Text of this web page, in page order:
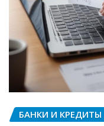
БАНКИ И КРЕДИТЫ